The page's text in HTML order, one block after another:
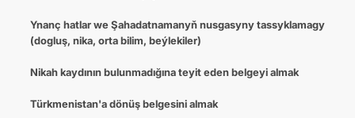
Ynanç hatlar we Şahadatnamanyň nusgasyny tassyklamagy
(dogluş, nika, orta bilim, beýlekiler)
Nikah kaydının bulunmadığına teyit eden belgeyi almak
Türkmenistan'a dönüş belgesini almak